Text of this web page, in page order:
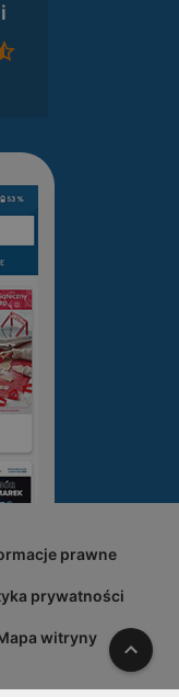
prawne
prywatności
witryny W